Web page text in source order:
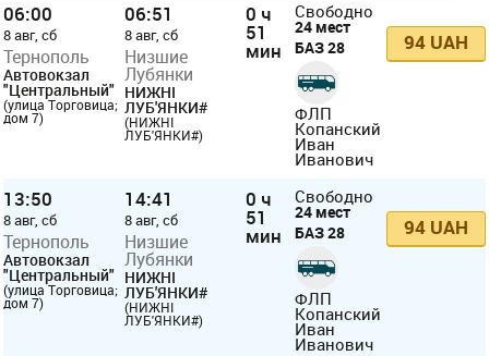
06:00
8 авг, сб
Тернополь
Автовокзал
"Центральный"
(улица Торговица;
дом 7)
06:51
8 авг, сб
Низшие
Лубянки
НИЖНІ
ЛУБ'ЯНКИ#
(НИЖНІ
ЛУБ'ЯНКИ#)
0 ч
51
мин
Свободно
24 мест
БАЗ 28
ФЛП
Копанский
Иван
Иванович
94 UAH
13:50
8 авг, сб
Тернополь
Автовокзал
"Центральный"
(улица Торговица;
дом 7)
14:41
8 авг, сб
Низшие
Лубянки
НИЖНІ
ЛУБ'ЯНКИ#
(НИЖНІ
ЛУБ'ЯНКИ#)
0 ч
51
мин
Свободно
24 мест
БАЗ 28
ФЛП
Копанский
Иван
Иванович
94 UAH